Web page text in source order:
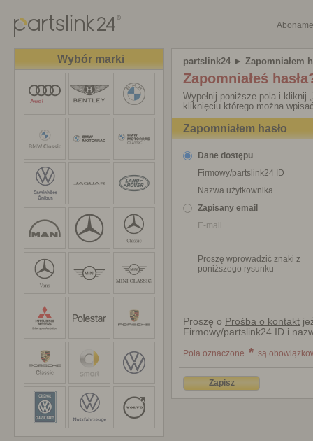
Wybór marki partslink24 ► Zapomniałem
Zapomniałeś
Wypełnij poniższe pola i kliknij
kliknięciu którego można
Zapomniałem hasło
Dane dostępu
Firmowy/partslink24 ID
Nazwa użytkownika
Zapisany email
E-mail
Proszę wprowadzić znaki z
poniższego rysunku
Proszę o Prośba o kontakt
Firmowy/partslink24 ID i
Pola oznaczone * są
Zapisz